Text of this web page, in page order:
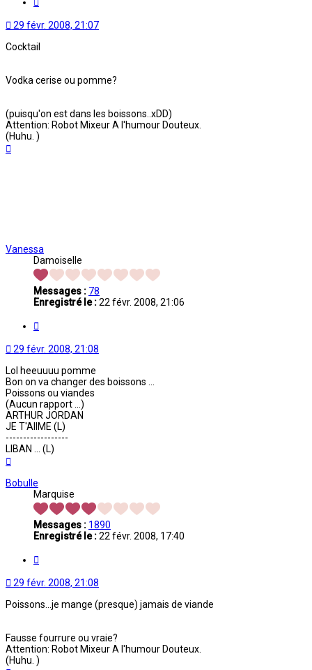
29 févr. 2008, 21:07
Cocktail
Vodka cerise ou pomme?
(puisqu'on est dans les boissons..xDD)
Attention: Robot Mixeur A l'humour Douteux.
(Huhu. )
Vanessa
Damoiselle
Messages : 78
Enregistré le :22 févr. 2008, 21:06
29 févr. 2008, 21:08
Lol heeuuuu pomme
Bon on va changer des boissons ...
Poissons ou viandes
(Aucun rapport ...)
ARTHUR JORDAN
JE T'AIIME (L)
------------------
LIBAN ... (L)
Bobulle
Marquise
Messages : 1890
Enregistré le :22 févr. 2008, 17:40
29 févr. 2008, 21:08
Poissons...je mange (presque) jamais de viande
Fausse fourrure ou vraie?
Attention: Robot Mixeur A l'humour Douteux.
(Huhu. )